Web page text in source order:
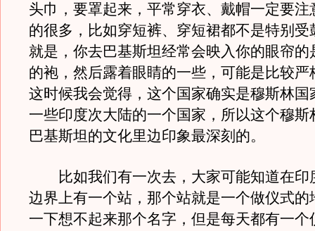
头巾，要罩起来，平常穿衣、戴帽一定要注
的很多，比如穿短裤、穿短裙都不是特别受
就是，你去巴基斯坦经常会映入你的眼帘的
的袍，然后露着眼睛的一些，可能是比较严
这时候我会觉得，这个国家确实是穆斯林国
一些印度次大陆的一个国家，所以这个穆斯
巴基斯坦的文化里边印象最深刻的。
比如我们有一次去，大家可能知道在印
边界上有一个站，那个站就是一个做仪式的
一下想不起来那个名字，但是每天都有一个